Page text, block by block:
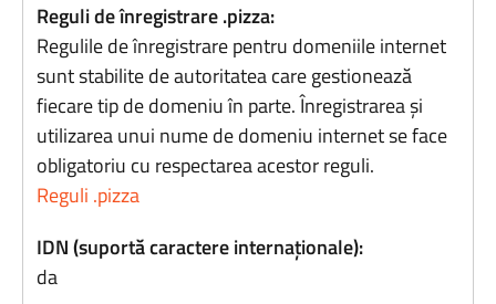
Reguli de înregistrare .pizza:
Regulile de înregistrare pentru domeniile internet
sunt stabilite de autoritatea care gestionează
fiecare tip de domeniu în parte. Înregistrarea și
utilizarea unui nume de domeniu internet se face
obligatoriu cu respectarea acestor reguli.
Reguli .pizza
IDN (suportă caractere internaționale):
da